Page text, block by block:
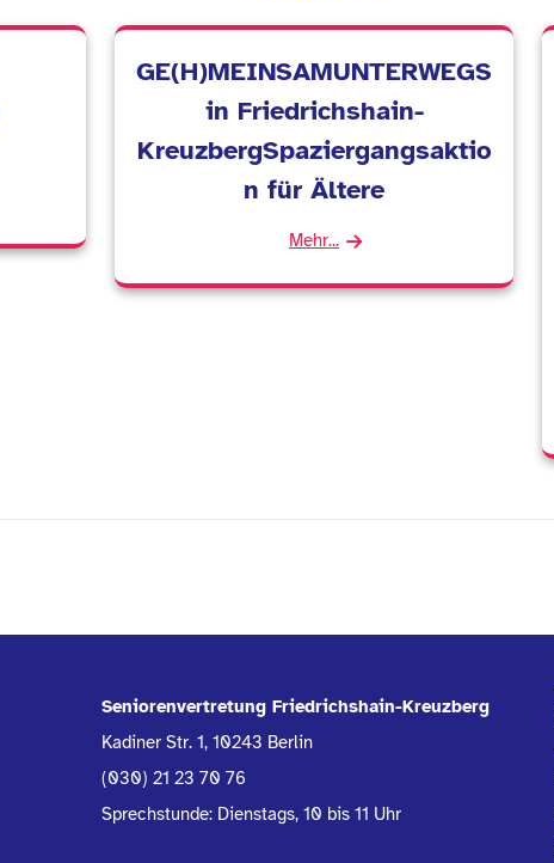
GE(H)MEINSAMUNTERWEGS
in Friedrichshain-
KreuzbergSpaziergangsaktio
n für Ältere
Mehr...
Seniorenvertretung Friedrichshain-Kreuzberg
Kadiner Str. 1, 10243 Berlin
(030) 21 23 70 76
Sprechstunde: Dienstags, 10 bis 11 Uhr